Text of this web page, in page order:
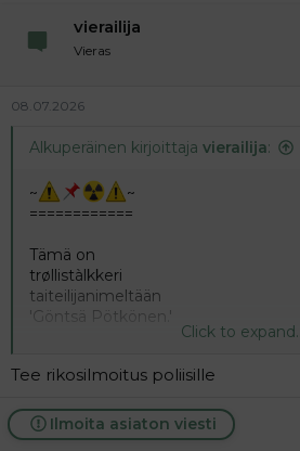
vierailija
Vieras
08.07.2026
Alkuperäinen kirjoittaja vierailija:
~
~
============
Tämä on
trøllistàlkkeri
taiteilijanimeltään
'Göntsä Pötkönen.'
on mieltynyt
→⁠_⁠→minuna.
Toisin sanoen mies
Click to
Tee rikosilmoitus poliisille
Ilmoita asiaton viesti